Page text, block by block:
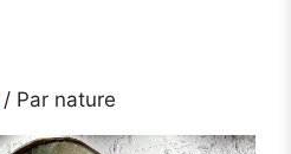
/ Par nature